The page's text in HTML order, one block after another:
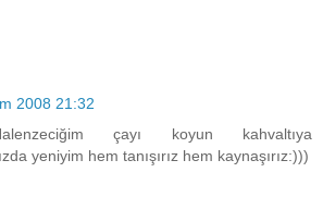
2008 21:32
çayı koyun kahvaltıya
yeniyim hem tanışırız hem kaynaşırız:)))